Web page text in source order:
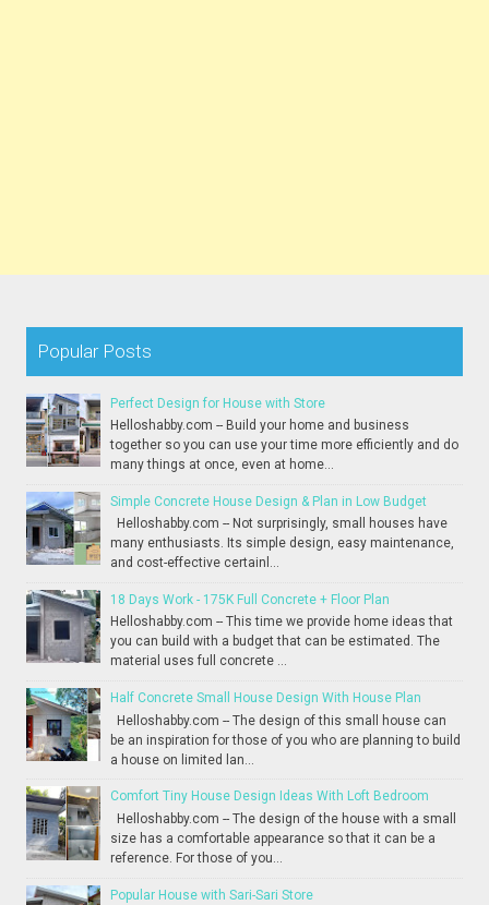
Popular Posts
Perfect Design for House with Store
Helloshabby.com -- Build your home and business
together so you can use your time more efficiently and do
many things at once, even at home...
Simple Concrete House Design & Plan in Low Budget
Helloshabby.com -- Not surprisingly, small houses have
many enthusiasts. Its simple design, easy maintenance,
and cost-effective certainl...
18 Days Work - 175K Full Concrete + Floor Plan
Helloshabby.com -- This time we provide home ideas that
you can build with a budget that can be estimated. The
material uses full concrete ...
Half Concrete Small House Design With House Plan
Helloshabby.com -- The design of this small house can
be an inspiration for those of you who are planning to build
a house on limited lan...
Comfort Tiny House Design Ideas With Loft Bedroom
Helloshabby.com -- The design of the house with a small
size has a comfortable appearance so that it can be a
reference. For those of you...
Popular House with Sari-Sari Store